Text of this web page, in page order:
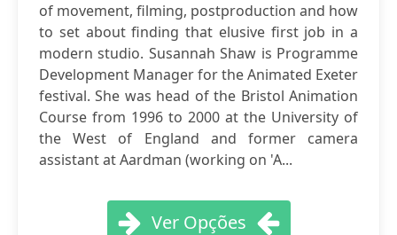
of movement, filming, postproduction and how
to set about finding that elusive first job in a
modern studio. Susannah Shaw is Programme
Development Manager for the Animated Exeter
festival. She was head of the Bristol Animation
Course from 1996 to 2000 at the University of
the West of England and former camera
assistant at Aardman (working on 'A...
Ver Opções